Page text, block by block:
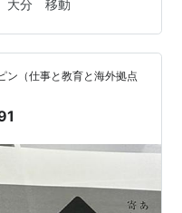
詳しく知りたい 福岡
「とよのくに号」の座
大分 移動
ン（仕事と教育と海外拠点